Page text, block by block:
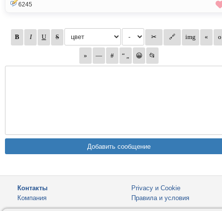
6245
Контакты
Компания
Privacy и Cookie
Правила и условия